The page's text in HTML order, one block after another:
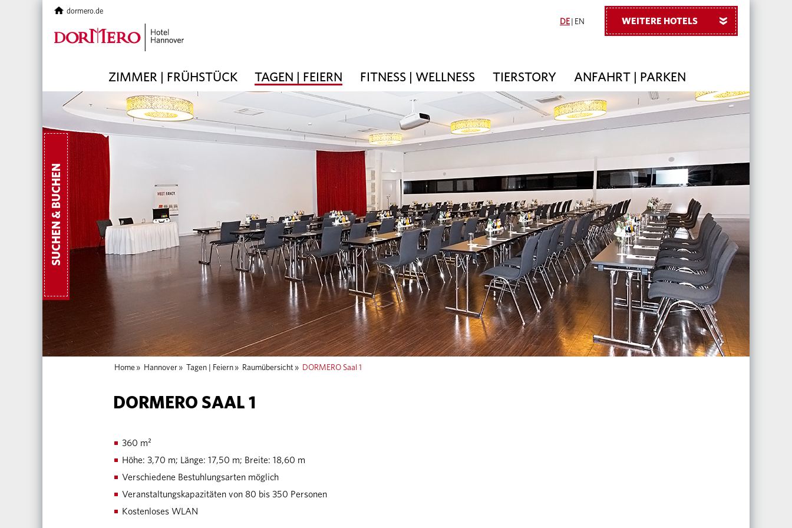
DE EN
ZIMMER | FRÜHSTÜCK TAGEN | FEIERN FITNESS | WELLNESS TIERSTORY ANFAHRT | PARKEN
dormero.de
WEITERE HOTELS »
SUCHEN & BUCHEN
Home » Hannover » Tagen | Feiern » Raumübersicht » DORMERO Saal 1
DORMERO SAAL 1
360 m²
Höhe: 3,70 m; Länge: 17,50 m; Breite: 18,60 m
Verschiedene Bestuhlungsarten möglich
Veranstaltungskapazitäten von 80 bis 350 Personen
Kostenloses WLAN